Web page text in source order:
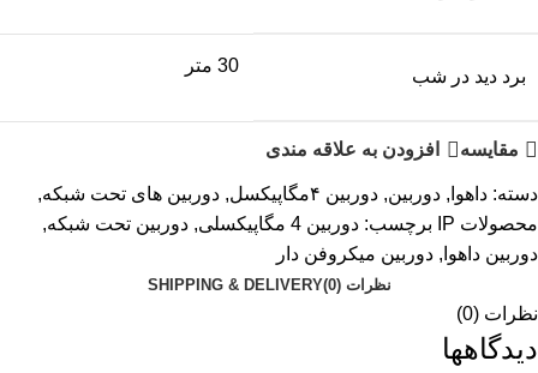
برد دید در شب
30 متر
مقایسه افزودن به علاقه مندی
دسته: داهوا , دوربین, دوربین ۴مگاپیکسل , دوربین های تحت شبکه,
محصولات IP
برچسب: دوربین 4 مگاپیکسلی , دوربین تحت شبکه,
دوربین داهوا , دوربین میکروفن دار
نظرات (0) SHIPPING & DELIVERY
نظرات (0)
دیدگاهها